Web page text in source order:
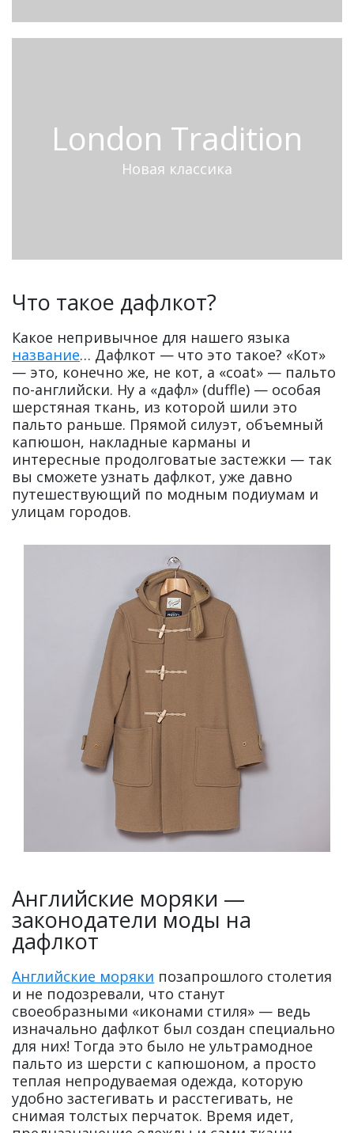
London Tradition
Новая классика
Что такое дафлкот?
Какое непривычное для нашего языка
название… Дафлкот — что это такое? «Кот»
— это, конечно же, не кот, а «coat» — пальто
по-английски. Ну а «дафл» (duffle) — особая
шерстяная ткань, из которой шили это
пальто раньше. Прямой силуэт, объемный
капюшон, накладные карманы и
интересные продолговатые застежки — так
вы сможете узнать дафлкот, уже давно
путешествующий по модным подиумам и
улицам городов.
Английские моряки —
законодатели моды на
дафлкот
Английские моряки позапрошлого столетия
и не подозревали, что станут
своеобразными «иконами стиля» — ведь
изначально дафлкот был создан специально
для них! Тогда это было не ультрамодное
пальто из шерсти с капюшоном, а просто
теплая непродуваемая одежда, которую
удобно застегивать и расстегивать, не
снимая толстых перчаток. Время идет,